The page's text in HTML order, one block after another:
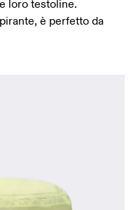
loro testoline.
è perfetto da